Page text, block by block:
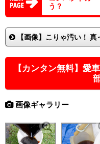
う？
【画像】こりゃ汚い！
【カンタン無料】愛
画像ギャラリー